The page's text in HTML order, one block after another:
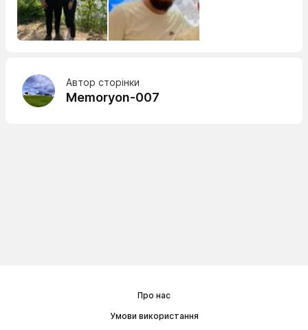
Автор сторінки
Memoryon-007
Про нас
Умови використання